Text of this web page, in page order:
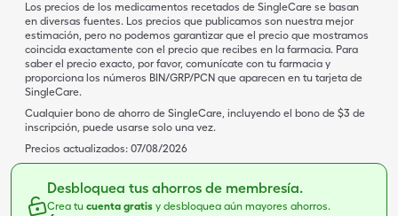
Los precios de los medicamentos recetados de SingleCare se basan
en diversas fuentes. Los precios que publicamos son nuestra mejor
estimación, pero no podemos garantizar que el precio que mostramos
coincida exactamente con el precio que recibes en la farmacia. Para
saber el precio exacto, por favor, comunícate con tu farmacia y
proporciona los números BIN/GRP/PCN que aparecen en tu tarjeta de
SingleCare.
Cualquier bono de ahorro de SingleCare, incluyendo el bono de $3 de
inscripción, puede usarse solo una vez.
Precios actualizados: 07/08/2026
Desbloquea tus ahorros de membresía.
Crea tu cuenta gratis y desbloquea aún mayores ahorros.